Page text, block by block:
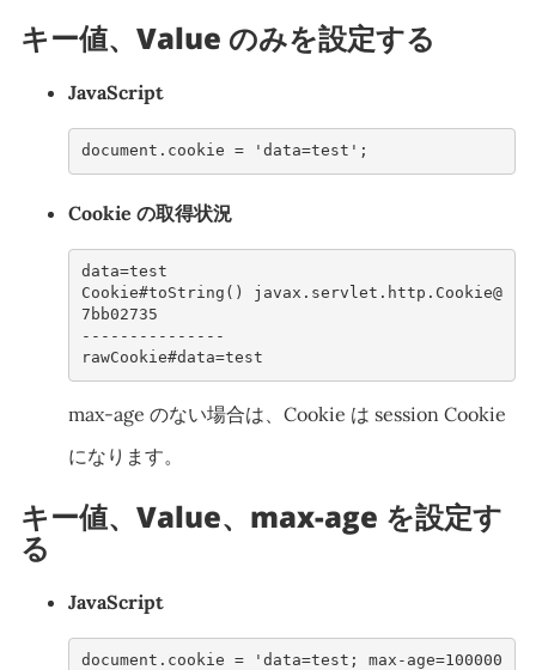
キー値、Value のみを設定する
JavaScript
document . cookie = 'data=test' ;
Cookie の取得状況
data=test
Cookie#toString() javax.servlet.http.Cookie@
7bb02735
---------------
rawCookie#data=test
max-age のない場合は、Cookie は session Cookie
になります。
キー値、Value、max-age を設定す
る
JavaScript
document . cookie = 'data=test; max-age=100000